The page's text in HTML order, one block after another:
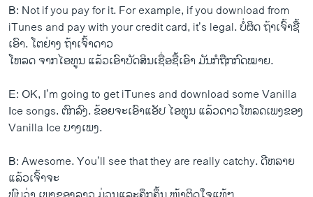
B: Not if you pay for it. For example, if you download from
iTunes and pay with your credit card, it’s legal. ບໍ່​ຜິດ ຖ້າ​ເຈົ້າ​ຊື້​
ເອົາ. ​ໂຕ​ຢ່າງ ຖ້າ​ເຈົ້າດາວ
ໂຫລ​ດ ຈາກ​ໄອ​ທູນ ​ແລ້ວ​ເອົາ​ບັດ​ສິນ​ເຊື່ອ​ຊື້​ເອົາ ມັນ​ກໍ​ຖືກ​ກົດໝາຍ.
E: OK, I’m going to get iTunes and download some Vanilla
Ice songs. ຕົກລົງ. ຂ້ອຍ​ຈະ​ເອົາ​ແອັປ ​ໄອ​ທູນ ​ແລ້ວ​ດາວ​ໂຫລ​ດ​ເພງ​ຂອງ
Vanilla Ice ບາງ​ເພງ.
B: Awesome. You’ll see that they are really catchy. ດີ​ຫລາຍ ​
ແລ້ວ​ເຈົ້າ​ຈະ​